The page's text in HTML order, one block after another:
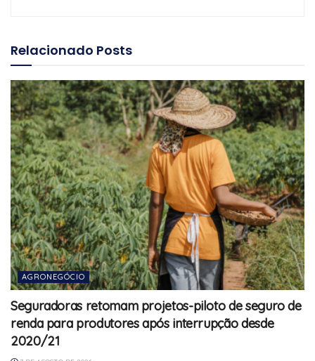
Relacionado Posts
AGRONEGÓCIO
Seguradoras retomam projetos-piloto de seguro de
renda para produtores após interrupção desde
2020/21